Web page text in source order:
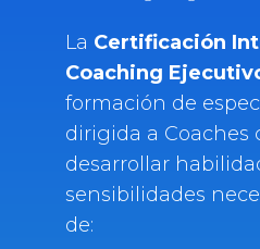
La Certificación
Coaching
formación de
dirigida a Coaches
desarrollar
sensibilidades
de: